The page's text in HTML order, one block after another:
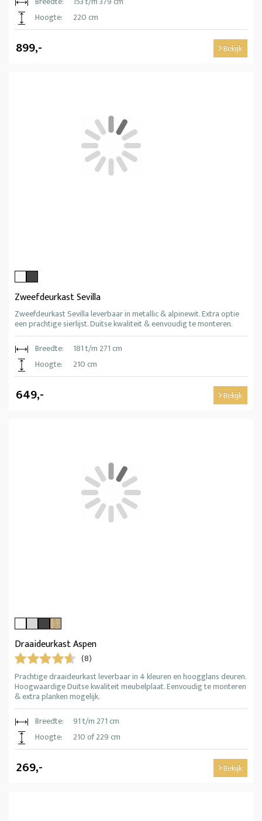
Hoogte:
220 cm
899,- Bekijk
Zweefdeurkast Sevilla
Zweefdeurkast Sevilla leverbaar in metallic & alpinewit. Extra optie
een prachtige sierlijst. Duitse kwaliteit & eenvoudig te monteren.
Breedte:
181 t/m 271 cm
Hoogte:
210 cm
649,- Bekijk
Draaideurkast Aspen
(8)
Prachtige draaideurkast leverbaar in 4 kleuren en hoogglans deuren.
Hoogwaardige Duitse kwaliteit meubelplaat. Eenvoudig te monteren
& extra planken mogelijk.
Breedte:
91 t/m 271 cm
Hoogte:
210 of 229 cm
269,- Bekijk